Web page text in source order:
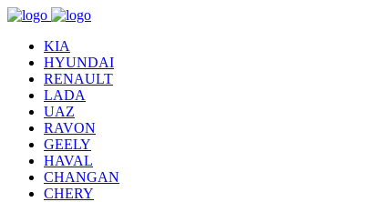
KIA
HYUNDAI
RENAULT
LADA
UAZ
RAVON
GEELY
HAVAL
CHANGAN
CHERY